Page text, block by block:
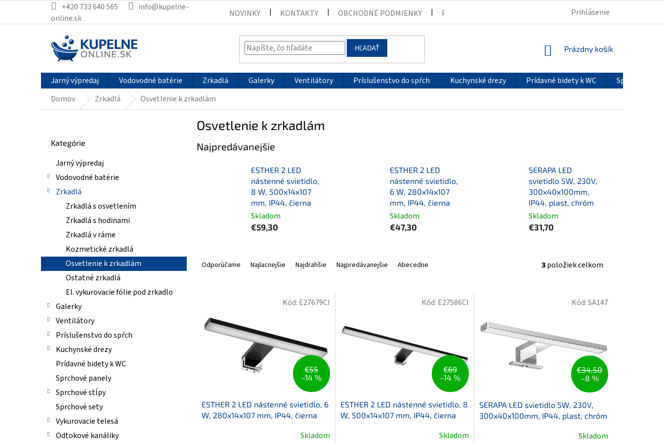
obsah
+420 733 640 565
info@kupelne-
online.sk
NOVINKY KONTAKTY OBCHODNÉ PODMIENKY PODMIENKY OCHRANY OSOBNÝCH ÚDAJOV REKLAMÁCIE
Prihlásenie
HĽADAŤ
NÁKUPNÝ
Prázdny košík
Jarný výpredaj Vodovodné batérie Zrkadlá Galerky Ventilátory Príslušenstvo do spŕch Kuchynské drezy Prídavné bidety k WC
Sprchové
Domov
Zrkadlá Osvetlenie k zrkadlám
kategórie
Kategórie
Jarný výpredaj
Vodovodné batérie
Zrkadlá
Zrkadlá s osvetlením
Zrkadlá s hodinami
Zrkadlá v ráme
Kozmetické zrkadlá
Osvetlenie k zrkadlám
Ostatné zrkadlá
El. vykurovacie fólie pod zrkadlo
Galerky
Ventilátory
Príslušenstvo do spŕch
Kuchynské drezy
Prídavné bidety k WC
Sprchové panely
Sprchové stĺpy
Sprchové sety
Vykurovacie telesá
Odtokové kanáliky
Osvetlenie k zrkadlám
Najpredávanejšie
ESTHER 2 LED
nástenné svietidlo,
8 W, 500x14x107
mm, IP44, čierna
Skladom
€59,30
ESTHER 2 LED
nástenné svietidlo,
6 W, 280x14x107
mm, IP44, čierna
Skladom
€47,30
SERAPA LED
svietidlo 5W, 230V,
300x40x100mm,
IP44, plast, chróm
Skladom
€31,70
Odporúčame Najlacnejšie Najdrahšie Najpredávanejšie Abecedne 3položiek celkom
€55
–14 %
ESTHER 2 LED nástenné svietidlo, 6
W, 280x14x107 mm, IP44, čierna
Skladom
Kód: E27679CI
€69
–14 %
ESTHER 2 LED nástenné svietidlo, 8
W, 500x14x107 mm, IP44, čierna
Skladom
Kód: E27586CI
€34,50
–8 %
SERAPA LED svietidlo 5W, 230V,
300x40x100mm, IP44, plast, chróm
Skladom
Kód:SA147